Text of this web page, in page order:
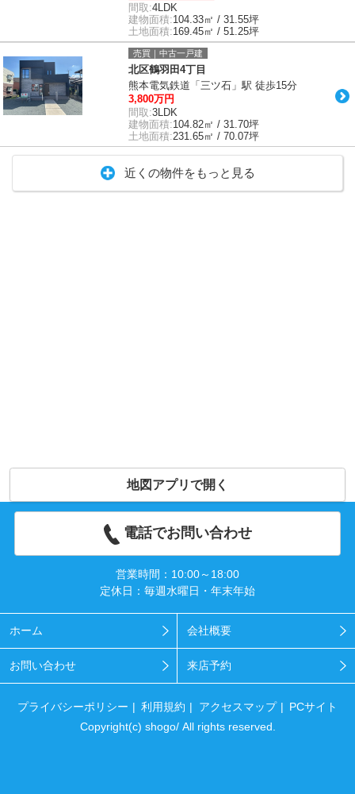
間取:4LDK
建物面積:104.33㎡ / 31.55坪
土地面積:169.45㎡ / 51.25坪
売買｜中古一戸建
北区鶴羽田4丁目
熊本電気鉄道「三ツ石」駅 徒歩15分
3,800万円
間取:3LDK
建物面積:104.82㎡ / 31.70坪
土地面積:231.65㎡ / 70.07坪
近くの物件をもっと見る
地図アプリで開く
電話でお問い合わせ
営業時間：10:00～18:00
定休日：毎週水曜日・年末年始
ホーム 会社概要
お問い合わせ 来店予約
プライバシーポリシー 利用規約 アクセスマップ
PCサイト
Copyright(c) shogo/ All rights reserved.